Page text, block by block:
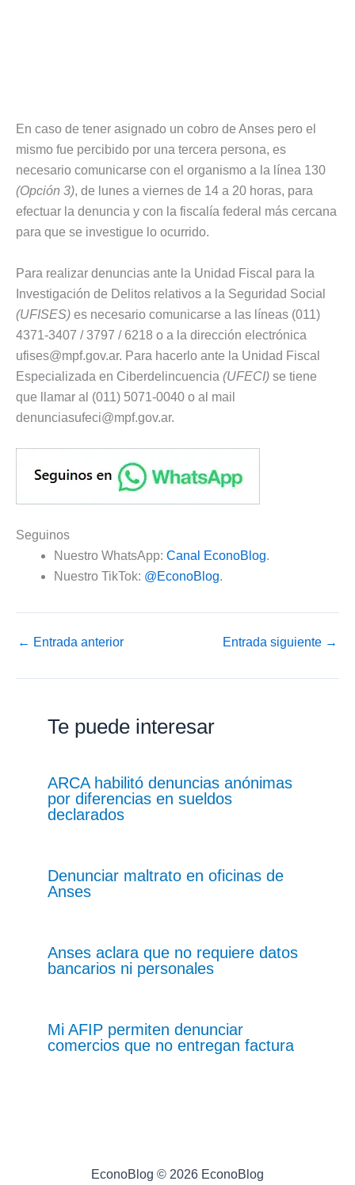
En caso de tener asignado un cobro de Anses pero el
mismo fue percibido por una tercera persona, es
necesario comunicarse con el organismo a la línea 130
(Opción 3), de lunes a viernes de 14 a 20 horas, para
efectuar la denuncia y con la fiscalía federal más cercana
para que se investigue lo ocurrido.
Para realizar denuncias ante la Unidad Fiscal para la
Investigación de Delitos relativos a la Seguridad Social
(UFISES) es necesario comunicarse a las líneas (011)
4371-3407 / 3797 / 6218 o a la dirección electrónica
ufises@mpf.gov.ar. Para hacerlo ante la Unidad Fiscal
Especializada en Ciberdelincuencia (UFECI) se tiene
que llamar al (011) 5071-0040 o al mail
denunciasufeci@mpf.gov.ar.
Seguinos
Nuestro WhatsApp: Canal EconoBlog.
Nuestro TikTok: @EconoBlog.
← Entrada anterior Entrada siguiente →
Te puede interesar
ARCA habilitó denuncias anónimas
por diferencias en sueldos
declarados
Denunciar maltrato en oficinas de
Anses
Anses aclara que no requiere datos
bancarios ni personales
Mi AFIP permiten denunciar
comercios que no entregan factura
EconoBlog © 2026 EconoBlog